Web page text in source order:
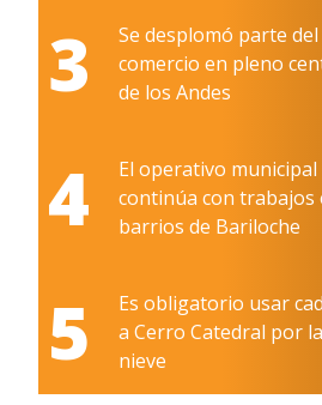
3
Se desplomó parte
comercio en pleno
de los Andes
4
El operativo
continúa con trabajos
barrios de Bariloche
5
Es obligatorio usar
a Cerro Catedral por
nieve